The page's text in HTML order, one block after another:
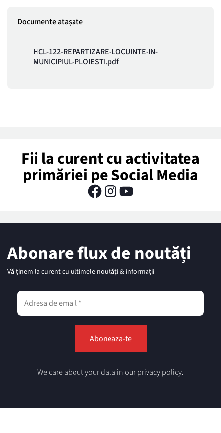
Documente atașate
HCL-122-REPARTIZARE-LOCUINTE-IN-
MUNICIPIUL-PLOIESTI.pdf
Fii la curent cu activitatea
primăriei pe Social Media
Abonare flux de noutăți
Vă ținem la curent cu ultimele noutăți & informații
We care about your data in our privacy policy.